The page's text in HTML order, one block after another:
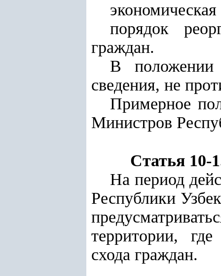
порядок
граждан.
В
сведения, не
Примерное
Министров
Статья 10-
На период
Республики
территории,
схода граждан.